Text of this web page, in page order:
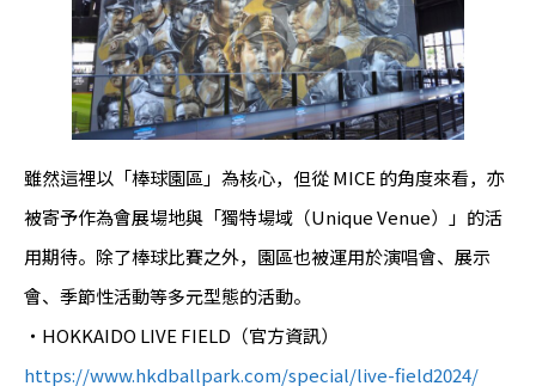
雖然這裡以「棒球園區」為核心，但從 MICE 的角度來看，亦
被寄予作為會展場地與「獨特場域（Unique Venue）」的活
用期待。除了棒球比賽之外，園區也被運用於演唱會、展示
會、季節性活動等多元型態的活動。
・HOKKAIDO LIVE FIELD（官方資訊）
https://www.hkdballpark.com/special/live-field2024/